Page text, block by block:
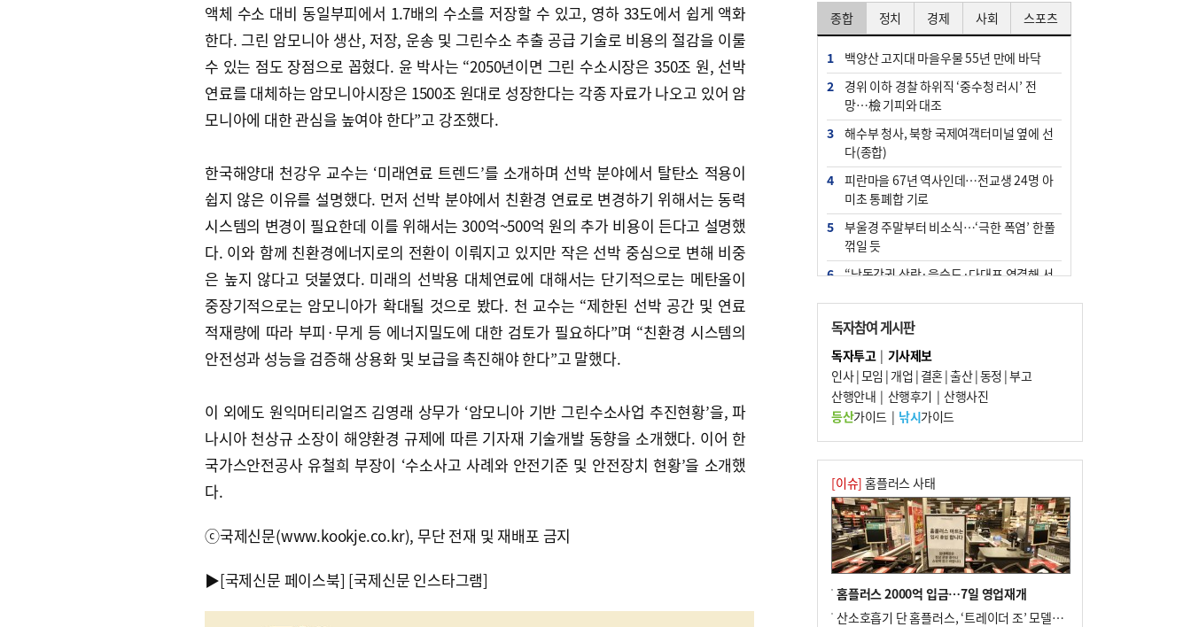
액체 수소 대비 동일부피에서 1.7배의 수소를 저장할 수 있고, 영하 33도에서 쉽게 액화
한다. 그린 암모니아 생산, 저장, 운송 및 그린수소 추출 공급 기술로 비용의 절감을 이룰
수 있는 점도 장점으로 꼽혔다. 윤 박사는 “2050년이면 그린 수소시장은 350조 원, 선박
연료를 대체하는 암모니아시장은 1500조 원대로 성장한다는 각종 자료가 나오고 있어 암
모니아에 대한 관심을 높여야 한다”고 강조했다.
한국해양대 천강우 교수는 ‘미래연료 트렌드’를 소개하며 선박 분야에서 탈탄소 적용이
쉽지 않은 이유를 설명했다. 먼저 선박 분야에서 친환경 연료로 변경하기 위해서는 동력
시스템의 변경이 필요한데 이를 위해서는 300억~500억 원의 추가 비용이 든다고 설명했
다. 이와 함께 친환경에너지로의 전환이 이뤄지고 있지만 작은 선박 중심으로 변해 비중
은 높지 않다고 덧붙였다. 미래의 선박용 대체연료에 대해서는 단기적으로는 메탄올이
중장기적으로는 암모니아가 확대될 것으로 봤다. 천 교수는 “제한된 선박 공간 및 연료
적재량에 따라 부피·무게 등 에너지밀도에 대한 검토가 필요하다”며 “친환경 시스템의
안전성과 성능을 검증해 상용화 및 보급을 촉진해야 한다”고 말했다.
이 외에도 원익머티리얼즈 김영래 상무가 ‘암모니아 기반 그린수소사업 추진현황’을, 파
나시아 천상규 소장이 해양환경 규제에 따른 기자재 기술개발 동향을 소개했다. 이어 한
국가스안전공사 유철희 부장이 ‘수소사고 사례와 안전기준 및 안전장치 현황’을 소개했
다.
ⓒ국제신문(www.kookje.co.kr), 무단 전재 및 재배포 금지
▶[국제신문 페이스북] [국제신문 인스타그램]
종합 정치 경제 사회 스포츠
1
백양산 고지대 마을우물 55년 만에 바닥
2
경위 이하 경찰 하위직 ‘중수청 러시’ 전
망…檢 기피와 대조
3
해수부 청사, 북항 국제여객터미널 옆에 선
다(종합)
4
피란마을 67년 역사인데…전교생 24명 아
미초 통폐합 기로
5
부울경 주말부터 비소식…‘극한 폭염’ 한풀
꺾일 듯
6
“낙동강권 삼락·을숙도·다대포 연결해 서
7
오늘의 날씨- 2026년 8월 7일
8
[사설] 해수부 신청사 북항으로 확정, 해양
수도 도약의 전환점
9
외국인 선원 ‘인신매매 경유지’ 된 부산…
우려가 현실로
10 르노 못 타는 부산시장…관용차 규정에 막
힌 지역기업 응원
독자참여 게시판
독자투고| 기사제보
인사|모임 | 개업 | 결혼|출산|동정 |부고
산행안내 | 산행후기 | 산행사진
등산가이드| 낚시가이드
[이슈] 홈플러스 사태
홈플러스 2000억 입금…7일 영업재개
산소호흡기 단 홈플러스, ‘트레이더 조’ 모델로 살아날까